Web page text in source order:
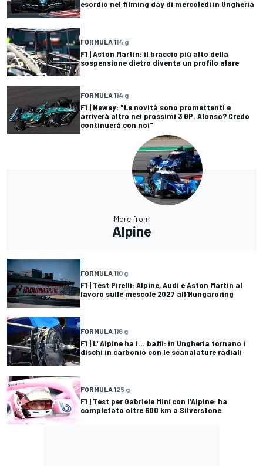
esordio nel filming day di mercoledì in Ungheria
FORMULA 114 g
F1 | Aston Martin: il braccio più alto della
sospensione dietro diventa un profilo alare
FORMULA 114 g
F1 | Newey: "Le novità sono promettenti e
arriverà altro nei prossimi 3 GP. Alonso? Credo
continuerà con noi"
More from
Alpine
FORMULA 110 g
F1 | Test Pirelli: Alpine, Audi e Aston Martin al
lavoro sulle mescole 2027 all'Hungaroring
FORMULA 116 g
F1 | L' Alpine ha i... baffi: in Ungheria tornano i
dischi in carbonio con le scanalature radiali
FORMULA 125 g
F1 | Test per Gabriele Miní con l'Alpine: ha
completato oltre 600 km a Silverstone